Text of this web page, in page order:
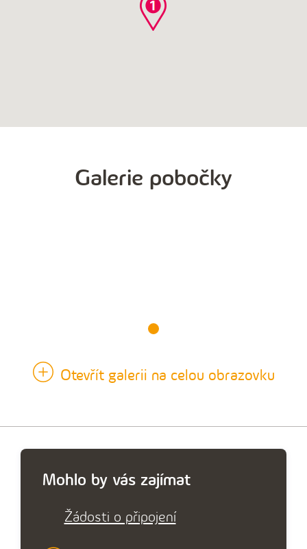
Galerie pobočky
Otevřít galerii na celou obrazovku
Mohlo by vás zajímat
Žádosti o připojení